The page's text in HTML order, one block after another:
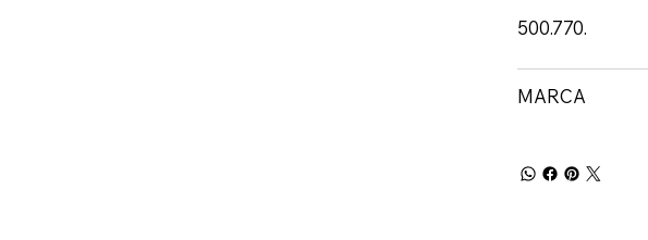
500.770.
MARCA